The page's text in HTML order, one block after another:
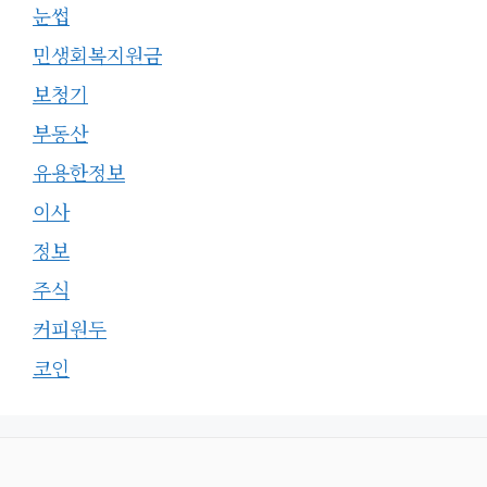
눈썹
민생회복지원금
보청기
부동산
유용한정보
이사
정보
주식
커피원두
코인